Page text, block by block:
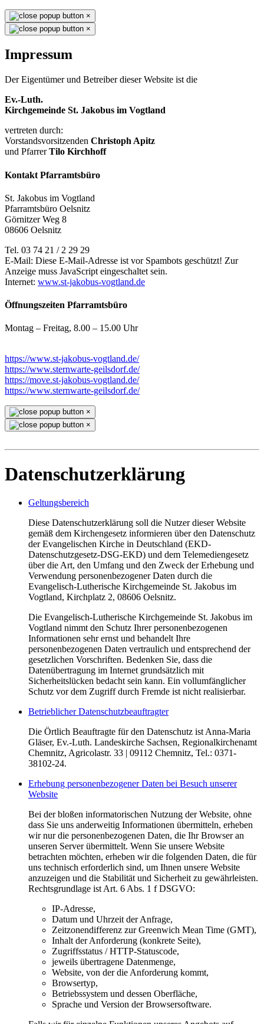
×
×
Impressum
Der Eigentümer und Betreiber dieser Website ist die
Ev.-Luth.
Kirchgemeinde St. Jakobus im Vogtland
vertreten durch:
Vorstandsvorsitzenden Christoph Apitz
und PfarrerTilo Kirchhoff
Kontakt Pfarramtsbüro
St. Jakobus im Vogtland
Pfarramtsbüro Oelsnitz
Görnitzer Weg 8
08606 Oelsnitz
Tel. 03 74 21 / 2 29 29
E-Mail: Diese E-Mail-Adresse ist vor Spambots geschützt! Zur
Anzeige muss JavaScript eingeschaltet sein.
Internet: www.st-jakobus-vogtland.de
Öffnungszeiten Pfarramtsbüro
Montag – Freitag, 8.00 – 15.00 Uhr
https://www.st-jakobus-vogtland.de/
https://www.sternwarte-geilsdorf.de/
https://move.st-jakobus-vogtland.de/
https://www.sternwarte-geilsdorf.de/
×
×
Datenschutzerklärung
Geltungsbereich
Diese Datenschutzerklärung soll die Nutzer dieser Website
gemäß dem Kirchengesetz informieren über den Datenschutz
der Evangelischen Kirche in Deutschland (EKD-
Datenschutzgesetz-DSG-EKD) und dem Telemediengesetz
über die Art, den Umfang und den Zweck der Erhebung und
Verwendung personenbezogener Daten durch die
Evangelisch-Lutherische Kirchgemeinde St. Jakobus im
Vogtland, Kirchplatz 2, 08606 Oelsnitz.
Die Evangelisch-Lutherische Kirchgemeinde St. Jakobus im
Vogtland nimmt den Schutz Ihrer personenbezogenen
Informationen sehr ernst und behandelt Ihre
personenbezogenen Daten vertraulich und entsprechend der
gesetzlichen Vorschriften. Bedenken Sie, dass die
Datenübertragung im Internet grundsätzlich mit
Sicherheitslücken bedacht sein kann. Ein vollumfänglicher
Schutz vor dem Zugriff durch Fremde ist nicht realisierbar.
Betrieblicher Datenschutzbeauftragter
Die Örtlich Beauftragte für den Datenschutz ist Anna-Maria
Gläser, Ev.-Luth. Landeskirche Sachsen, Regionalkirchenamt
Chemnitz, Agricolastr. 33 | 09112 Chemnitz, Tel.: 0371-
38102-24.
Erhebung personenbezogener Daten bei Besuch unserer
Website
Bei der bloßen informatorischen Nutzung der Website, ohne
dass Sie uns anderweitig Informationen übermitteln, erheben
wir nur die personenbezogenen Daten, die Ihr Browser an
unseren Server übermittelt. Wenn Sie unsere Website
betrachten möchten, erheben wir die folgenden Daten, die für
uns technisch erforderlich sind, um Ihnen unsere Website
anzuzeigen und die Stabilität und Sicherheit zu gewährleisten.
Rechtsgrundlage ist Art. 6 Abs. 1 f DSGVO:
IP-Adresse,
Datum und Uhrzeit der Anfrage,
Zeitzonendifferenz zur Greenwich Mean Time (GMT),
Inhalt der Anforderung (konkrete Seite),
Zugriffsstatus / HTTP-Statuscode,
jeweils übertragene Datenmenge,
Website, von der die Anforderung kommt,
Browsertyp,
Betriebssystem und dessen Oberfläche,
Sprache und Version der Browsersoftware.